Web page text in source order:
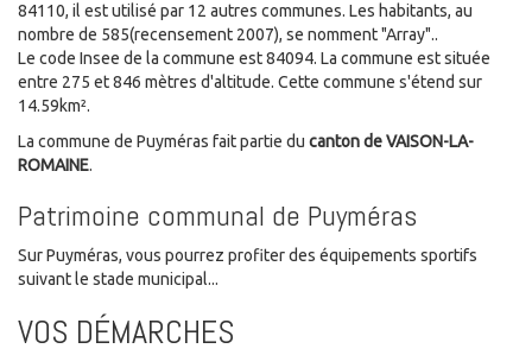
84110, il est utilisé par 12 autres communes. Les habitants, au
nombre de 585(recensement 2007), se nomment "Array"..
Le code Insee de la commune est 84094. La commune est située
entre 275 et 846 mètres d'altitude. Cette commune s'étend sur
14.59km².
La commune de Puyméras fait partie du canton de VAISON-LA-
ROMAINE.
Patrimoine communal de Puyméras
Sur Puyméras, vous pourrez profiter des équipements sportifs
suivant le stade municipal...
VOS DÉMARCHES